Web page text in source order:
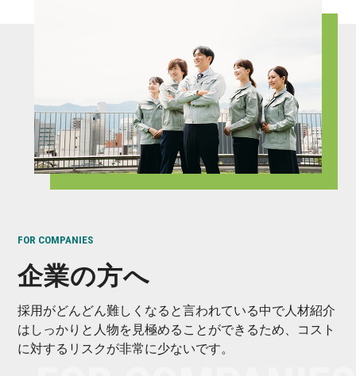
FOR COMPANIES
企業の方へ
採用がどんどん難しくなると言われている中で人材紹介
はしっかりと人物を見極めることができるため、コスト
に対するリスクが非常に少ないです。